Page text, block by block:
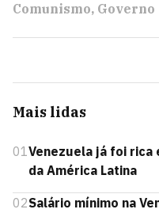
Comunismo Governo
Mais lidas
01Venezuela já foi rica
da América Latina
02Salário mínimo na